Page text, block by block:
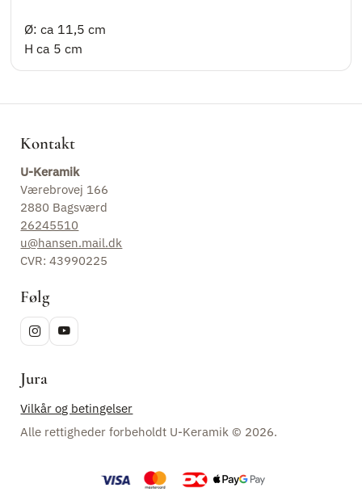
Ø: ca 11,5 cm
H ca 5 cm
Kontakt
U-Keramik
Værebrovej 166
2880 Bagsværd
26245510
u@hansen.mail.dk
CVR: 43990225
Følg
Jura
Vilkår og betingelser
Alle rettigheder forbeholdt U-Keramik © 2026.